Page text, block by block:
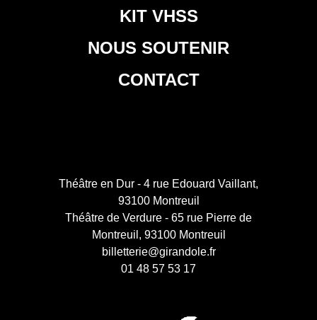
KIT VHSS
NOUS SOUTENIR
CONTACT
Théâtre en Dur - 4 rue Edouard Vaillant,
93100 Montreuil
Théâtre de Verdure - 65 rue Pierre de
Montreuil, 93100 Montreuil
billetterie@girandole.fr
01 48 57 53 17